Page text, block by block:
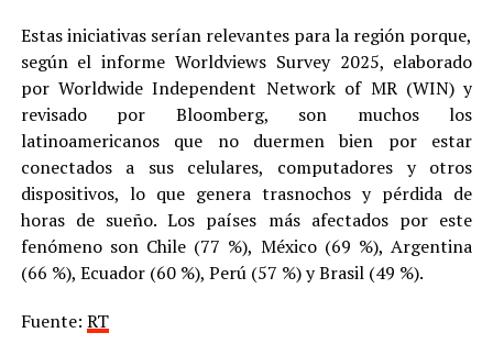
Estas iniciativas serían relevantes para la región porque,
según el informe Worldviews Survey 2025, elaborado
por Worldwide Independent Network of MR (WIN) y
revisado por Bloomberg, son muchos los
latinoamericanos que no duermen bien por estar
conectados a sus celulares, computadores y otros
dispositivos, lo que genera trasnochos y pérdida de
horas de sueño. Los países más afectados por este
fenómeno son Chile (77 %), México (69 %), Argentina
(66 %), Ecuador (60 %), Perú (57 %) y Brasil (49 %).
Fuente: RT